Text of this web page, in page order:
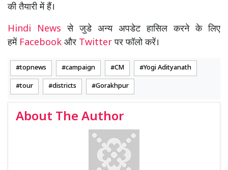
की तैयारी में हैं।
Hindi Newsसे जुडे अन्य अपडेट हासिल करने के लिए
हमें Facebook और Twitterपर फॉलो करें।
topnews campaign CM Yogi Adityanath
tour districts Gorakhpur
About The Author